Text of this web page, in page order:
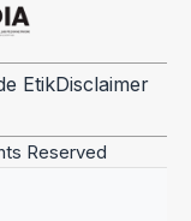
EtikDisclaimer
Reserved